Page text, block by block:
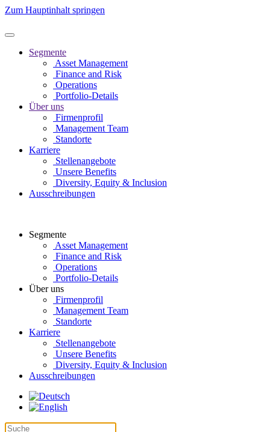
Zum Hauptinhalt springen
Segmente
Asset Management
Finance and Risk
Operations
Portfolio-Details
Über uns
Firmenprofil
Management Team
Standorte
Karriere
Stellenangebote
Unsere Benefits
Diversity, Equity & Inclusion
Ausschreibungen
Segmente
Asset Management
Finance and Risk
Operations
Portfolio-Details
Über uns
Firmenprofil
Management Team
Standorte
Karriere
Stellenangebote
Unsere Benefits
Diversity, Equity & Inclusion
Ausschreibungen